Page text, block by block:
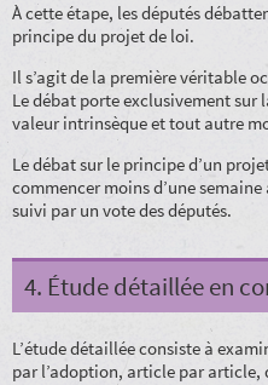
À cette étape, les députés
principe du projet de loi.
Il s’agit de la première véritable
Le débat porte exclusivement sur
valeur intrinsèque et tout autre
Le débat sur le principe d’un
commencer moins d’une
suivi par un vote des députés.
4. Étude détaillée en
L’étude détaillée consiste à
par l’adoption, article par article,